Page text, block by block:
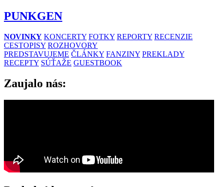
PUNKGEN
NOVINKY KONCERTY FOTKY REPORTY RECENZIE
CESTOPISY ROZHOVORY
PREDSTAVUJEME ČLÁNKY FANZINY PREKLADY
RECEPTY SÚŤAŽE GUESTBOOK
Zaujalo nás: